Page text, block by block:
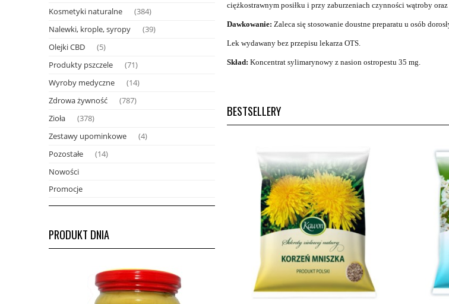
Kosmetyki naturalne (384)
Nalewki, krople, syropy (39)
Olejki CBD (5)
Produkty pszczele (71)
Wyroby medyczne (14)
Zdrowa żywność (787)
Zioła (378)
Zestawy upominkowe (4)
Pozostałe (14)
Nowości
Promocje
PRODUKT DNIA
ciężkostrawnym posiłku i przy zaburzeniach czynności wątroby
Dawkowanie: Zaleca się stosowanie doustne preparatu u osób
Lek wydawany bez przepisu lekarza OTS.
Skład: Koncentrat sylimarynowy z nasion ostropestu 35 mg.
BESTSELLERY